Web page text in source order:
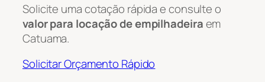
Solicite uma cotação rápida e consulte o
valor para locação de empilhadeiraem
Catuama.
Solicitar Orçamento Rápido